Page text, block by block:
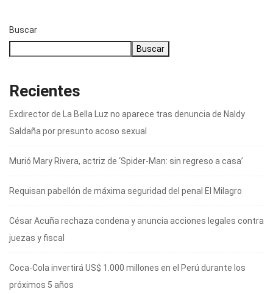
Buscar
Buscar
Recientes
Exdirector de La Bella Luz no aparece tras denuncia de Naldy
Saldaña por presunto acoso sexual
Murió Mary Rivera, actriz de ‘Spider-Man: sin regreso a casa’
Requisan pabellón de máxima seguridad del penal El Milagro
César Acuña rechaza condena y anuncia acciones legales contra
juezas y fiscal
Coca-Cola invertirá US$ 1.000 millones en el Perú durante los
próximos 5 años